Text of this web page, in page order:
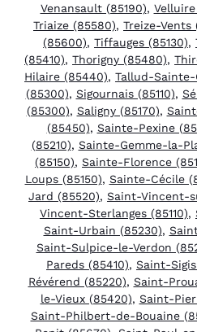
Venansault (85190),
Triaize (85580), Treize-Vents
(85600), Tiffauges (85130),
(85410), Thorigny (85480),
Hilaire (85440), Tallud-Sainte-
(85300), Sigournais (85110),
(85300), Saligny (85170),
(85450), Sainte-Pexine
(85210), Sainte-Gemme-la-
(85150), Sainte-Florence
Loups (85150), Sainte-Cécile
Jard (85520), Saint-Vincent-
Vincent-Sterlanges (85110),
Saint-Urbain (85230),
Saint-Sulpice-le-Verdon
Pareds (85410), Saint-
Révérend (85220), Saint-
le-Vieux (85420), Saint-
Saint-Philbert-de-Bouaine